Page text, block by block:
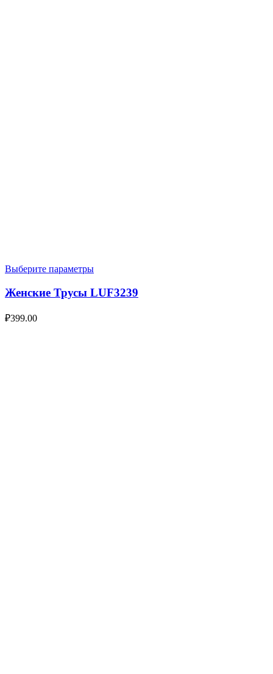
Выберите параметры
Женские Трусы LUF3239
₽399.00